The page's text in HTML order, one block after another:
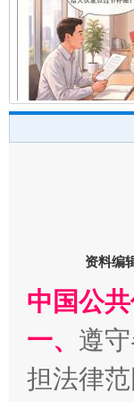
揭开“
受贿1.44
资料编
中国公
一、 遵
担法律